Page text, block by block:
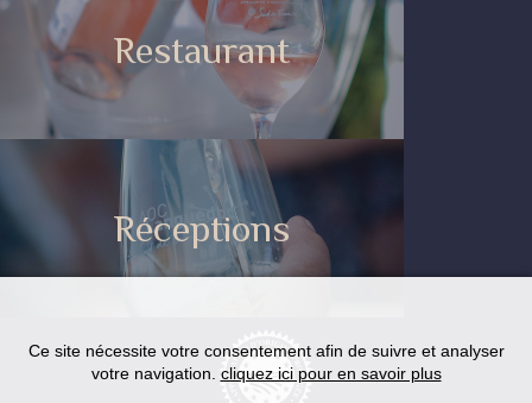
Restaurant
Réceptions
Ce site nécessite votre consentement afin de suivre et analyser
votre navigation. cliquez ici pour en savoir plus